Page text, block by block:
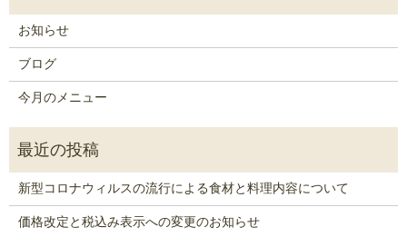
お知らせ
ブログ
今月のメニュー
新型コロナウィルスの流行による食材と料理内容について
価格改定と税込み表示への変更のお知らせ